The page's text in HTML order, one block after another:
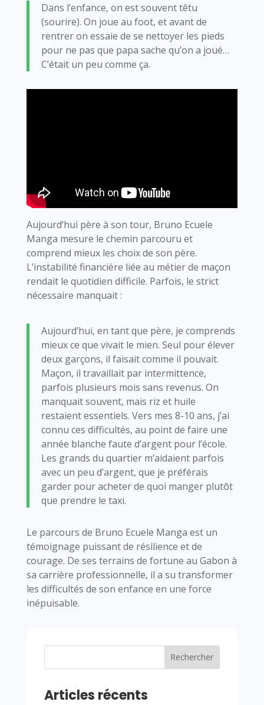
Dans l’enfance, on est souvent têtu
(sourire). On joue au foot, et avant de
rentrer on essaie de se nettoyer les pieds
pour ne pas que papa sache qu’on a joué…
C’était un peu comme ça.
Aujourd’hui père à son tour, Bruno Ecuele
Manga mesure le chemin parcouru et
comprend mieux les choix de son père.
L’instabilité financière liée au métier de maçon
rendait le quotidien difficile. Parfois, le strict
nécessaire manquait :
Aujourd’hui, en tant que père, je comprends
mieux ce que vivait le mien. Seul pour élever
deux garçons, il faisait comme il pouvait.
Maçon, il travaillait par intermittence,
parfois plusieurs mois sans revenus. On
manquait souvent, mais riz et huile
restaient essentiels. Vers mes 8-10 ans, j’ai
connu ces difficultés, au point de faire une
année blanche faute d’argent pour l’école.
Les grands du quartier m’aidaient parfois
avec un peu d’argent, que je préférais
garder pour acheter de quoi manger plutôt
que prendre le taxi.
Le parcours de Bruno Ecuele Manga est un
témoignage puissant de résilience et de
courage. De ses terrains de fortune au Gabon à
sa carrière professionnelle, il a su transformer
les difficultés de son enfance en une force
inépuisable.
Rechercher
Articles récents